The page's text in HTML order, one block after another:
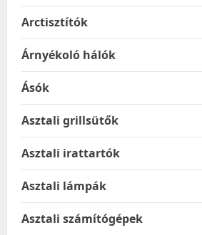
Arctisztítók
Árnyékoló hálók
Ásók
Asztali grillsütők
Asztali irattartók
Asztali lámpák
Asztali számítógépek